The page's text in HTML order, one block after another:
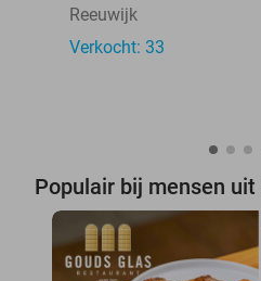
Reeuwijk
Verkocht: 33
Populair bij mensen